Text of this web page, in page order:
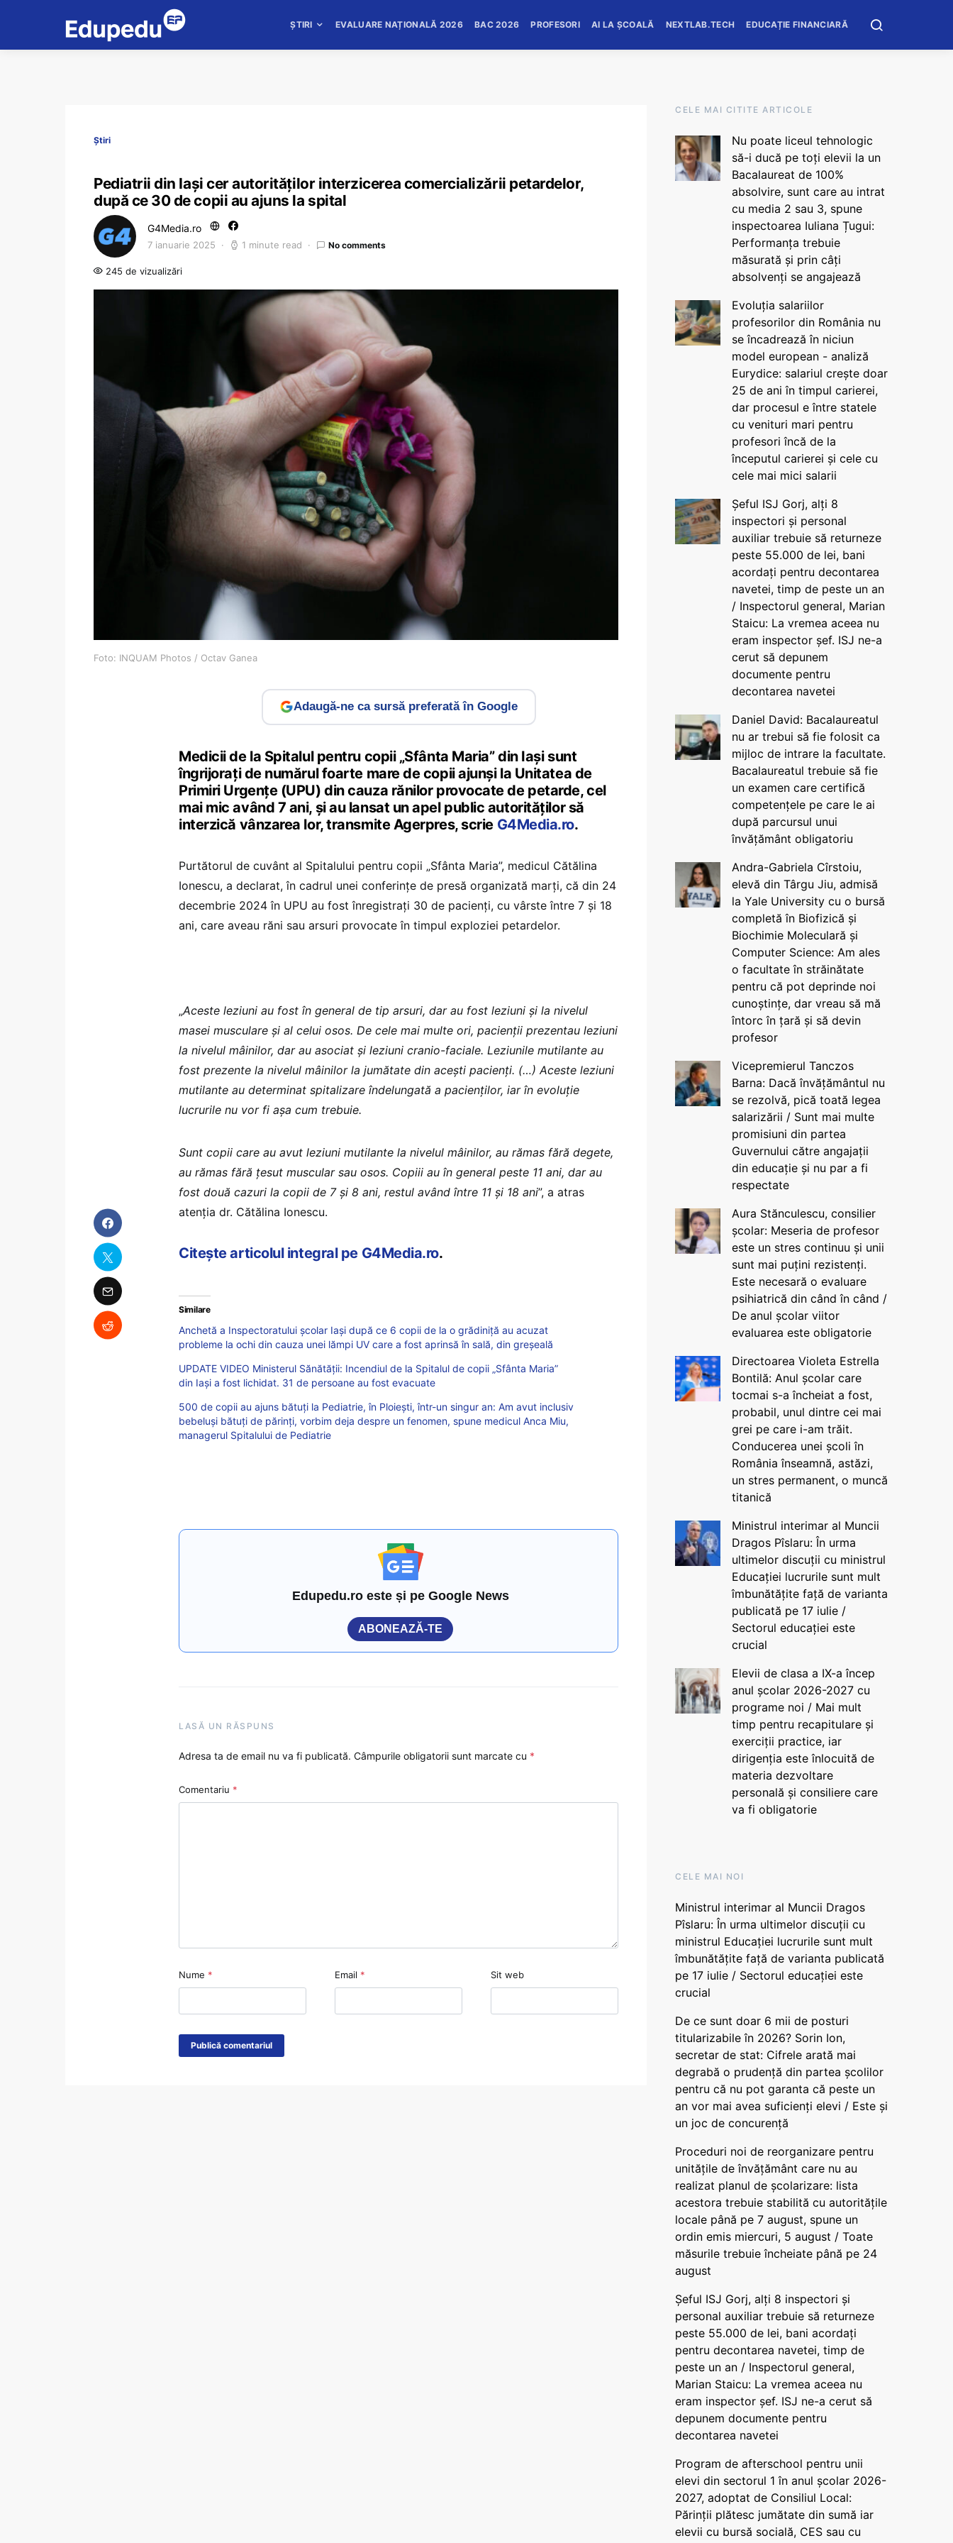
ȘTIRI EVALUARE NAȚIONALĂ 2026 BAC 2026 PROFESORI AI LA ȘCOALĂ NEXTLAB.TECH EDUCAȚIE FINANCIARĂ
Știri
Pediatrii din Iași cer autorităților interzicerea comercializării petardelor,
după ce 30 de copii au ajuns la spital
G4Media.ro
7 ianuarie 2025 1 minute read No comments
245 de vizualizări
Foto: INQUAM Photos / Octav Ganea
Adaugă-ne ca sursă preferată în Google
Medicii de la Spitalul pentru copii „Sfânta Maria” din Iaşi sunt
îngrijoraţi de numărul foarte mare de copii ajunşi la Unitatea de
Primiri Urgenţe (UPU) din cauza rănilor provocate de petarde, cel
mai mic având 7 ani, şi au lansat un apel public autorităţilor să
interzică vânzarea lor, transmite Agerpres, scrie G4Media.ro.
Purtătorul de cuvânt al Spitalului pentru copii „Sfânta Maria”, medicul Cătălina
Ionescu, a declarat, în cadrul unei conferinţe de presă organizată marţi, că din 24
decembrie 2024 în UPU au fost înregistraţi 30 de pacienţi, cu vârste între 7 şi 18
ani, care aveau răni sau arsuri provocate în timpul exploziei petardelor.
„Aceste leziuni au fost în general de tip arsuri, dar au fost leziuni şi la nivelul
masei musculare şi al celui osos. De cele mai multe ori, pacienţii prezentau leziuni
la nivelul mâinilor, dar au asociat şi leziuni cranio-faciale. Leziunile mutilante au
fost prezente la nivelul mâinilor la jumătate din aceşti pacienţi. (…) Aceste leziuni
mutilante au determinat spitalizare îndelungată a pacienţilor, iar în evoluţie
lucrurile nu vor fi aşa cum trebuie.
Sunt copii care au avut leziuni mutilante la nivelul mâinilor, au rămas fără degete,
au rămas fără ţesut muscular sau osos. Copiii au în general peste 11 ani, dar au
fost două cazuri la copii de 7 şi 8 ani, restul având între 11 şi 18 ani”, a atras
atenţia dr. Cătălina Ionescu.
Citește articolul integral pe G4Media.ro.
Similare
Anchetă a Inspectoratului școlar Iași după ce 6 copii de la o grădiniță au acuzat
probleme la ochi din cauza unei lămpi UV care a fost aprinsă în sală, din greșeală
UPDATE VIDEO Ministerul Sănătății: Incendiul de la Spitalul de copii „Sfânta Maria”
din Iași a fost lichidat. 31 de persoane au fost evacuate
500 de copii au ajuns bătuți la Pediatrie, în Ploiești, într-un singur an: Am avut inclusiv
bebeluși bătuți de părinți, vorbim deja despre un fenomen, spune medicul Anca Miu,
managerul Spitalului de Pediatrie
Edupedu.ro este și pe Google News
ABONEAZĂ-TE
LASĂ UN RĂSPUNS
Adresa ta de email nu va fi publicată. Câmpurile obligatorii sunt marcate cu *
Comentariu *
Nume * Email * Sit web
CELE MAI CITITE ARTICOLE
Nu poate liceul tehnologic
să-i ducă pe toți elevii la un
Bacalaureat de 100%
absolvire, sunt care au intrat
cu media 2 sau 3, spune
inspectoarea Iuliana Țugui:
Performanța trebuie
măsurată și prin câți
absolvenți se angajează
Evoluția salariilor
profesorilor din România nu
se încadrează în niciun
model european - analiză
Eurydice: salariul crește doar
25 de ani în timpul carierei,
dar procesul e între statele
cu venituri mari pentru
profesori încă de la
începutul carierei și cele cu
cele mai mici salarii
Șeful ISJ Gorj, alți 8
inspectori și personal
auxiliar trebuie să returneze
peste 55.000 de lei, bani
acordați pentru decontarea
navetei, timp de peste un an
/ Inspectorul general, Marian
Staicu: La vremea aceea nu
eram inspector șef. ISJ ne-a
cerut să depunem
documente pentru
decontarea navetei
Daniel David: Bacalaureatul
nu ar trebui să fie folosit ca
mijloc de intrare la facultate.
Bacalaureatul trebuie să fie
un examen care certifică
competențele pe care le ai
după parcursul unui
învățământ obligatoriu
Andra-Gabriela Cîrstoiu,
elevă din Târgu Jiu, admisă
la Yale University cu o bursă
completă în Biofizică și
Biochimie Moleculară și
Computer Science: Am ales
o facultate în străinătate
pentru că pot deprinde noi
cunoștințe, dar vreau să mă
întorc în țară și să devin
profesor
Vicepremierul Tanczos
Barna: Dacă învățământul nu
se rezolvă, pică toată legea
salarizării / Sunt mai multe
promisiuni din partea
Guvernului către angajații
din educație și nu par a fi
respectate
Aura Stănculescu, consilier
școlar: Meseria de profesor
este un stres continuu și unii
sunt mai puțini rezistenți.
Este necesară o evaluare
psihiatrică din când în când /
De anul școlar viitor
evaluarea este obligatorie
Directoarea Violeta Estrella
Bontilă: Anul școlar care
tocmai s-a încheiat a fost,
probabil, unul dintre cei mai
grei pe care i-am trăit.
Conducerea unei școli în
România înseamnă, astăzi,
un stres permanent, o muncă
titanică
Ministrul interimar al Muncii
Dragos Pîslaru: În urma
ultimelor discuții cu ministrul
Educației lucrurile sunt mult
îmbunătățite față de varianta
publicată pe 17 iulie /
Sectorul educației este
crucial
Elevii de clasa a IX-a încep
anul școlar 2026-2027 cu
programe noi / Mai mult
timp pentru recapitulare și
exerciții practice, iar
dirigenția este înlocuită de
materia dezvoltare
personală și consiliere care
va fi obligatorie
CELE MAI NOI
Ministrul interimar al Muncii Dragos
Pîslaru: În urma ultimelor discuții cu
ministrul Educației lucrurile sunt mult
îmbunătățite față de varianta publicată
pe 17 iulie / Sectorul educației este
crucial
De ce sunt doar 6 mii de posturi
titularizabile în 2026? Sorin Ion,
secretar de stat: Cifrele arată mai
degrabă o prudență din partea școlilor
pentru că nu pot garanta că peste un
an vor mai avea suficienți elevi / Este și
un joc de concurență
Proceduri noi de reorganizare pentru
unitățile de învățământ care nu au
realizat planul de școlarizare: lista
acestora trebuie stabilită cu autoritățile
locale până pe 7 august, spune un
ordin emis miercuri, 5 august / Toate
măsurile trebuie încheiate până pe 24
august
Șeful ISJ Gorj, alți 8 inspectori și
personal auxiliar trebuie să returneze
peste 55.000 de lei, bani acordați
pentru decontarea navetei, timp de
peste un an / Inspectorul general,
Marian Staicu: La vremea aceea nu
eram inspector șef. ISJ ne-a cerut să
depunem documente pentru
decontarea navetei
Program de afterschool pentru unii
elevi din sectorul 1 în anul școlar 2026-
2027, adoptat de Consiliul Local:
Părinții plătesc jumătate din sumă iar
elevii cu bursă socială, CES sau cu